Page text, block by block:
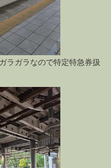
ラガラなので特定特急券扱